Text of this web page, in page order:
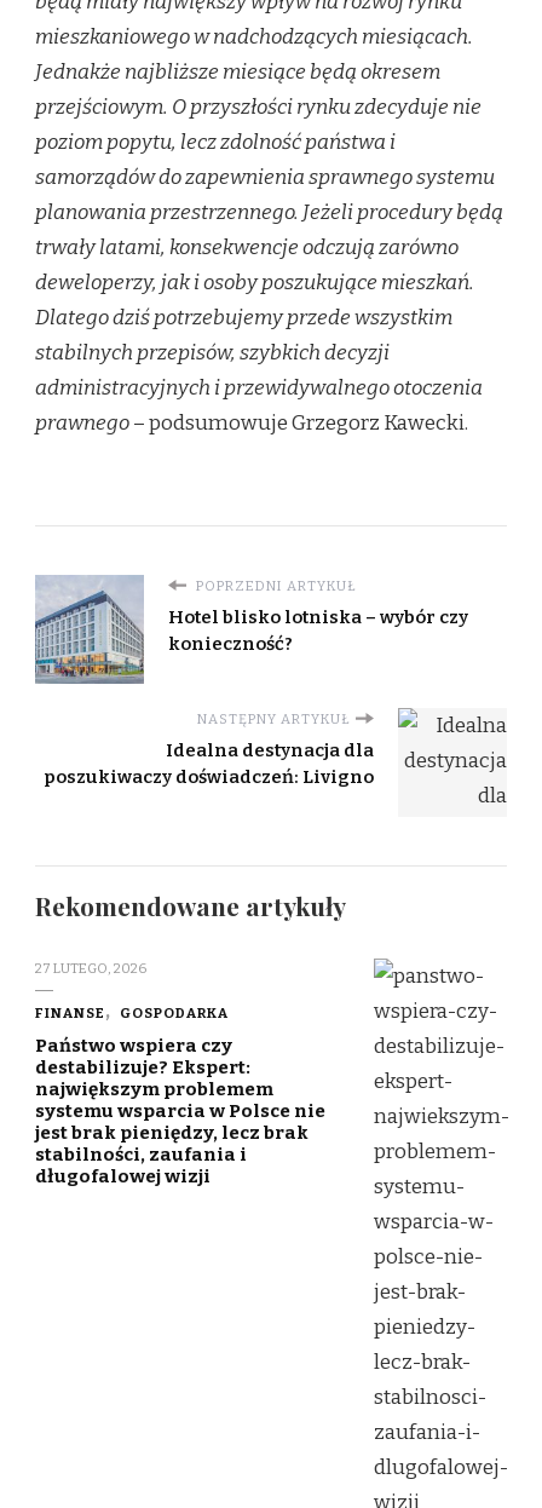
mieszkaniowego w nadchodzących miesiącach.
Jednakże najbliższe miesiące będą okresem
przejściowym. O przyszłości rynku zdecyduje nie
poziom popytu, lecz zdolność państwa i
samorządów do zapewnienia sprawnego systemu
planowania przestrzennego. Jeżeli procedury będą
trwały latami, konsekwencje odczują zarówno
deweloperzy, jak i osoby poszukujące mieszkań.
Dlatego dziś potrzebujemy przede wszystkim
stabilnych przepisów, szybkich decyzji
administracyjnych i przewidywalnego otoczenia
prawnego– podsumowuje Grzegorz Kawecki.
POPRZEDNI ARTYKUŁ
Hotel blisko lotniska – wybór czy
konieczność?
NASTĘPNY ARTYKUŁ
Idealna destynacja dla
poszukiwaczy doświadczeń: Livigno
Rekomendowane artykuły
27 LUTEGO, 2026
FINANSE GOSPODARKA
Państwo wspiera czy
destabilizuje? Ekspert:
największym problemem
systemu wsparcia w Polsce nie
jest brak pieniędzy, lecz brak
stabilności, zaufania i
długofalowej wizji